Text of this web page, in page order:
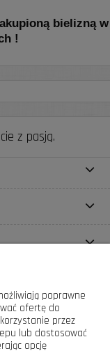
bielizną w
!
z pasją.
poprawne
ofertę do
przez
lub dostosować
opcję